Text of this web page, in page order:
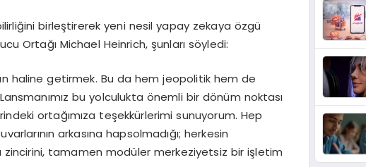
birleştirerek yeni nesil yapay zekaya özgü
Ortağı Michael Heinrich, şunları söyledi:
haline getirmek. Bu da hem jeopolitik hem de
bu yolculukta önemli bir dönüm noktası
ortağımıza teşekkürlerimi sunuyorum. Hep
arkasına hapsolmadığı; herkesin
tamamen modüler merkeziyetsiz bir işletim